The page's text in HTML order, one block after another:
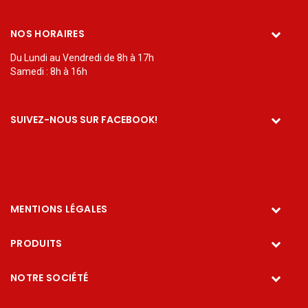
NOS HORAIRES
Du Lundi au Vendredi de 8h à 17h
Samedi : 8h à 16h
SUIVEZ-NOUS SUR FACEBOOK!
MENTIONS LÉGALES
PRODUITS
NOTRE SOCIÉTÉ